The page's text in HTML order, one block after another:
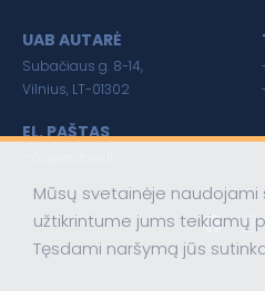
UAB AUTARĖ
Subačiaus g. 8-14,
Vilnius, LT-01302
EL. PAŠTAS
Mūsų svetainėje naudojami
užtikrintume jums teikiamų
Tęsdami naršymą jūs